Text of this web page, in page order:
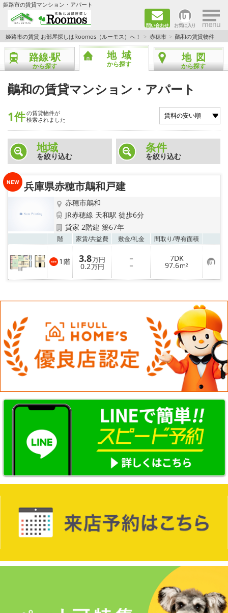
姫路市の賃貸マンション・アパート
問い合わせ お気に入り ×
TOPページ
ファミリー向けの部屋を探す
一人暮らし向けの部屋を探す
ペットと暮らせる部屋を探す
カップル向けの部屋を探す
敷金礼金0円の部屋を探す
都市ガス&オール電化の部屋を探す
ネット無料の部屋を探す
☆新築物件☆
☆インターネット無料物件☆
☆敷金·礼金0円物件☆
路線·駅から探す
地域から探す
地図から探す
スタッフ紹介
スタッフ募集中
店舗情報·アクセス
会社概要
メールでお問い合わせ
姫路市の賃貸 お部屋探しはRoomos（ルーモス）へ！ 赤穂市 鷆和の賃貸物件
路線·駅
から探す
地域
から探す
地図
から探す
鷆和の賃貸マンション・アパート
1件の賃貸物件が
検索されました
地域
を絞り込む
条件
を絞り込む
兵庫県赤穂市鷏和戸建
赤穂市鷏和
JR赤穂線 天和駅 徒歩6分
貸家 2階建 築67年
階 家賃/共益費 敷金/礼金 間取り/専有面積
1 階 3.8万円
0.2万円
－
－
7DK
97.6m² お
気
に
登
録